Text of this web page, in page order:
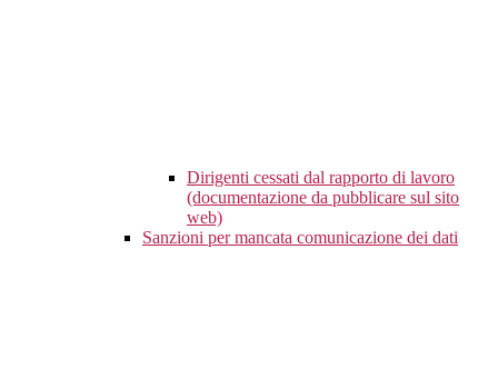
Dirigenti cessati dal rapporto di lavoro
(documentazione da pubblicare sul sito
web)
Sanzioni per mancata comunicazione dei dati